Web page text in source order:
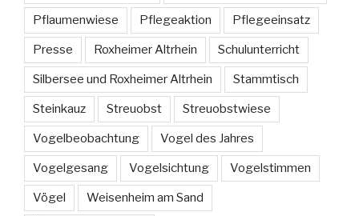
Pflaumenwiese Pflegeaktion Pflegeeinsatz
Presse Roxheimer Altrhein Schulunterricht
Silbersee und Roxheimer Altrhein Stammtisch
Steinkauz Streuobst Streuobstwiese
Vogelbeobachtung Vogel des Jahres
Vogelgesang Vogelsichtung Vogelstimmen
Vögel Weisenheim am Sand